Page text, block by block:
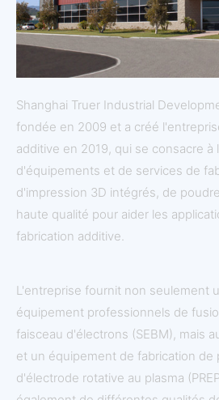
Shanghai Truer Industrial
fondée en 2009 et a créé
additive en 2019, qui se consacre à
d'équipements et de services de
d'impression 3D intégrés, de
haute qualité pour aider les
fabrication additive.
L'entreprise fournit non seulement
équipement professionnels de
faisceau d'électrons (SEBM), mais
et un équipement de fabrication de
d'électrode rotative au plasma